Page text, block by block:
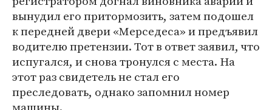
вынудил его притормозить, затем подошел
к передней двери «Мерседеса» и предъявил
водителю претензии. Тот в ответ заявил, что
испугался, и снова тронулся с места. На
этот раз свидетель не стал его
преследовать, однако запомнил номер